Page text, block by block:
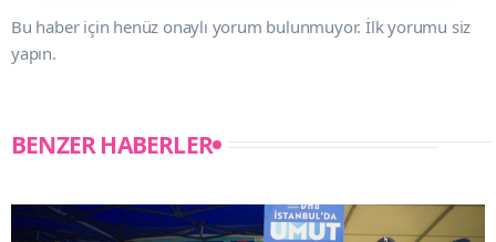
Bu haber için henüz onaylı yorum bulunmuyor. İlk yorumu siz
yapın.
BENZER HABERLER